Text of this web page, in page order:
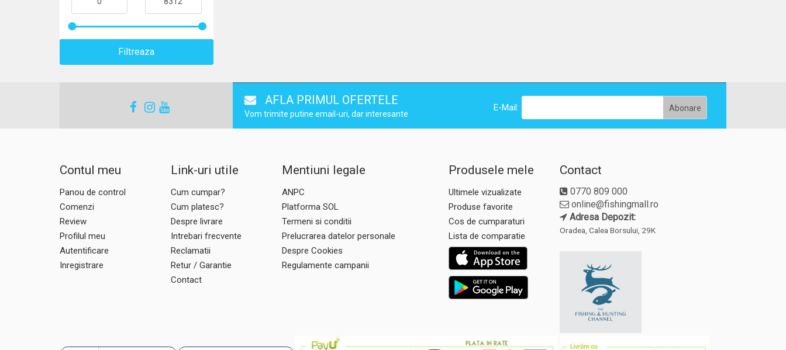
Filtreaza
AFLA PRIMUL OFERTELE
Vom trimite putine email-uri, dar interesante
E-Mail:
Contul meu
Panou de control
Comenzi
Review
Profilul meu
Autentificare
Inregistrare
Link-uri utile
Cum cumpar?
Cum platesc?
Despre livrare
Intrebari frecvente
Reclamatii
Retur / Garantie
Contact
Mentiuni legale
ANPC
Platforma SOL
Termeni si conditii
Prelucrarea datelor personale
Despre Cookies
Regulamente campanii
Produsele mele
Ultimele vizualizate
Produse favorite
Cos de cumparaturi
Lista de comparatie
Contact
0770 809 000
online@fishingmall.ro
Adresa Depozit:
Oradea, Calea Borsului, 29K